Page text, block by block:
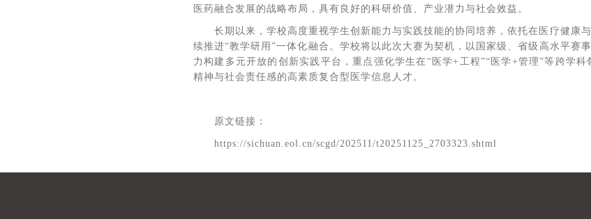
医药融合发展的战略布局，具有良好的科研价值、产业潜力与社会效益。
长期以来，学校高度重视学生创新能力与实践技能的协同培养，依托在医疗健康
续推进“教学研用”一体化融合。学校将以此次大赛为契机，以国家级、省级高水平赛
力构建多元开放的创新实践平台，重点强化学生在“医学+工程”“医学+管理”等跨学
精神与社会责任感的高素质复合型医学信息人才。
原文链接：
https://sichuan.eol.cn/scgd/202511/t20251125_2703323.shtml